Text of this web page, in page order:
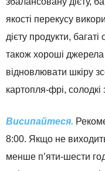
якості перекусу
дієту продукти,
також хороші джерела
відновлювати шкіру
картопля-фрі, солодкі
Висипайтеся.
8:00. Якщо не
менше п’яти-шести